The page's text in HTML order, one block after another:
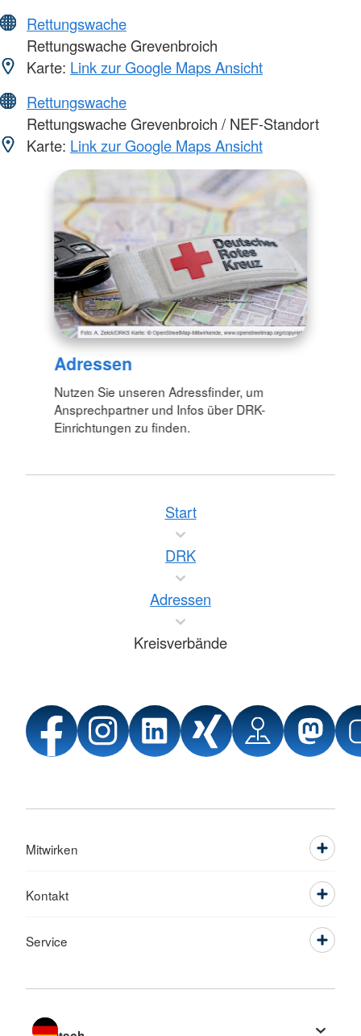
Rettungswache
Rettungswache Grevenbroich
Karte: Link zur Google Maps Ansicht
Rettungswache
Rettungswache Grevenbroich / NEF-Standort
Karte: Link zur Google Maps Ansicht
Adressen
Nutzen Sie unseren Adressfinder, um
Ansprechpartner und Infos über DRK-
Einrichtungen zu finden.
Start
DRK
Adressen
Kreisverbände
Mitwirken
Kontakt
Service
Sprache wechseln zu